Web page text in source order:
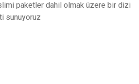
paketler dahil olmak üzere bir dizi
sunuyoruz